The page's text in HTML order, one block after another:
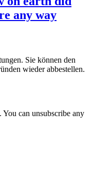
any way
Sie können den
wieder abbestellen.
can unsubscribe any